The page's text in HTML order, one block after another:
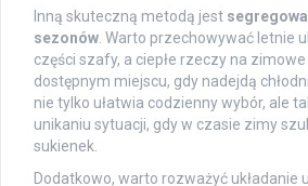
Inną skuteczną metodą jest
sezonów. Warto przechowywać letnie
części szafy, a ciepłe rzeczy na
dostępnym miejscu, gdy nadejdą
nie tylko ułatwia codzienny wybór, ale
unikaniu sytuacji, gdy w czasie zimy
sukienek.
Dodatkowo, warto rozważyć układanie